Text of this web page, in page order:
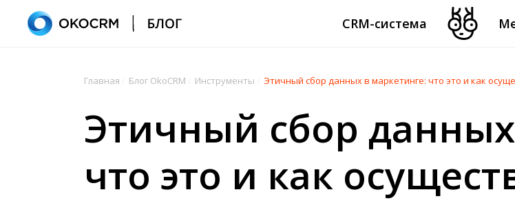
CRM-система
Главная Блог OkoCRM Инструменты Этичный сбор данных в маркетинге: что это и как
Этичный сбор
что это и как